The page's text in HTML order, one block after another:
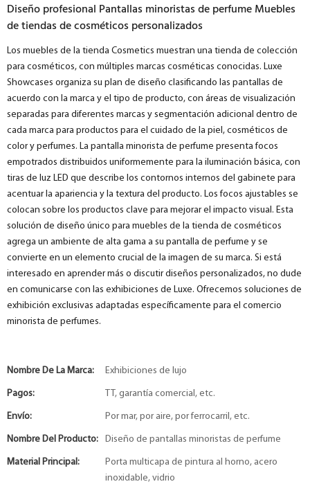
Diseño profesional Pantallas minoristas de perfume Muebles
de tiendas de cosméticos personalizados
Los muebles de la tienda Cosmetics muestran una tienda de colección
para cosméticos, con múltiples marcas cosméticas conocidas. Luxe
Showcases organiza su plan de diseño clasificando las pantallas de
acuerdo con la marca y el tipo de producto, con áreas de visualización
separadas para diferentes marcas y segmentación adicional dentro de
cada marca para productos para el cuidado de la piel, cosméticos de
color y perfumes. La pantalla minorista de perfume presenta focos
empotrados distribuidos uniformemente para la iluminación básica, con
tiras de luz LED que describe los contornos internos del gabinete para
acentuar la apariencia y la textura del producto. Los focos ajustables se
colocan sobre los productos clave para mejorar el impacto visual. Esta
solución de diseño único para muebles de la tienda de cosméticos
agrega un ambiente de alta gama a su pantalla de perfume y se
convierte en un elemento crucial de la imagen de su marca. Si está
interesado en aprender más o discutir diseños personalizados, no dude
en comunicarse con las exhibiciones de Luxe. Ofrecemos soluciones de
exhibición exclusivas adaptadas específicamente para el comercio
minorista de perfumes.
Nombre De La Marca: Exhibiciones de lujo
Pagos: TT, garantía comercial, etc.
Envío: Por mar, por aire, por ferrocarril, etc.
Nombre Del Producto: Diseño de pantallas minoristas de perfume
Material Principal:
Porta multicapa de pintura al horno, acero
inoxidable, vidrio